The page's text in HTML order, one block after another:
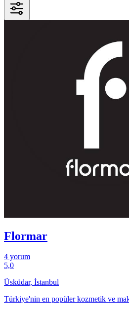
Flormar
4 yorum
5,0
Üsküdar, İstanbul
Türkiye'nin en popüler kozmetik ve